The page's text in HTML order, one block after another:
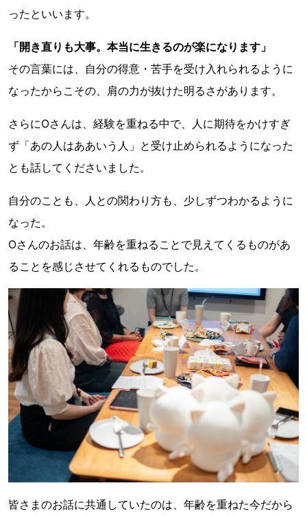
ったといいます。
「開き直りも大事。本当に生きるのが楽になります」
その言葉には、自分の得意・苦手を受け入れられるように
なったからこその、肩の力が抜けた明るさがあります。
さらにOさんは、経験を重ねる中で、人に期待をかけすぎ
ず「あの人はああいう人」と受け止められるようになった
とも話してくださいました。
自分のことも、人との関わり方も、少しずつわかるように
なった。
Oさんのお話は、年齢を重ねることで見えてくるものがあ
ることを感じさせてくれるものでした。
皆さまのお話に共通していたのは、年齢を重ねた今だから